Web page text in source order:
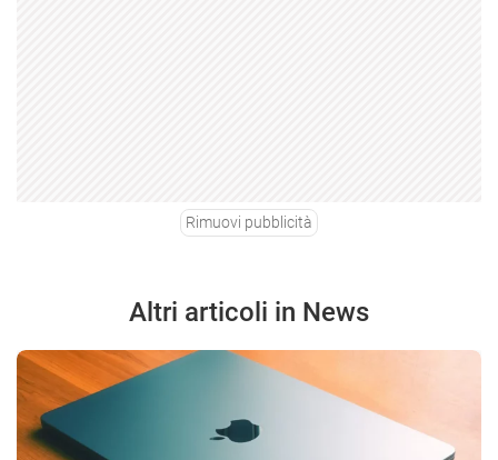
Rimuovi pubblicità
Altri articoli in News